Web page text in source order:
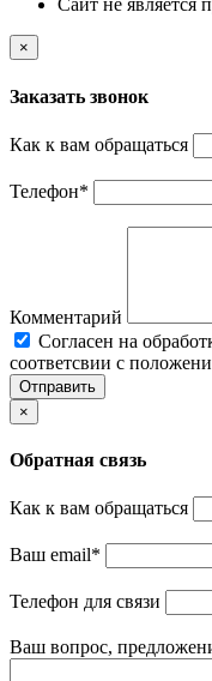
Cайт не является
×
Заказать звонок
Как к вам обращаться
Телефон*
Комментарий
Cогласен на
соответсвии с
Отправить
×
Обратная связь
Как к вам обращаться
Ваш email*
Телефон для связи
Ваш вопрос,